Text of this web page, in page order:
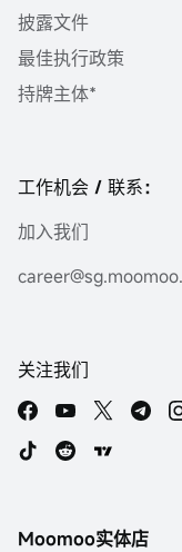
披露文件
最佳执行政策
持牌主体*
工作机会 / 联系：
加入我们
关注我们
Moomoo实体店